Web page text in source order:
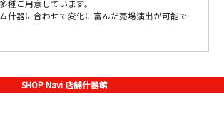
種ご用意しています。
什器に合わせて変化に富んだ売場演出が可能で
SHOP Navi 店舗什器館